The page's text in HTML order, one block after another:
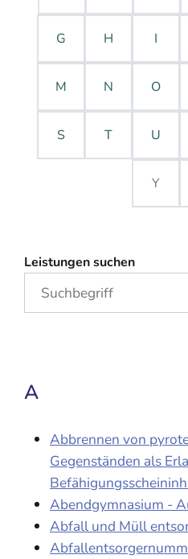
G H I
M N O
S T U
Y
Leistungen suchen
A
Abbrennen von
Gegenständen als
Abendgymnasium -
Abfall und Müll